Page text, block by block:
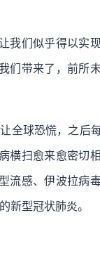
我们似乎得以实
们带来了，前所
全球恐慌，之后
横扫愈来愈密切
流感、伊波拉病
新型冠状肺炎。